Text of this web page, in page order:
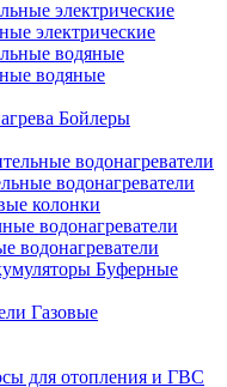
электрические
водяные
Бойлеры
водонагреватели
колонки
водонагреватели
Буферные
Газовые